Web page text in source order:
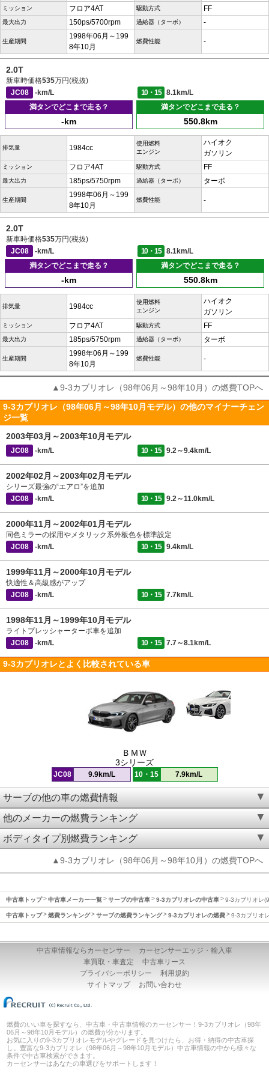
ミッション フロア4AT 駆動方式 FF
最大出力 150ps/5700rpm 過給器（ターボ） -
生産期間
1998年06月～199
8年10月
燃費性能 -
2.0T
新車時価格535万円(税抜)
JC08
-km/L 10・15
8.1km/L
満タンでどこまで走る？
-km
満タンでどこまで走る？
550.8km
排気量 1984cc
使用燃料
エンジン
ハイオク
ガソリン
ミッション フロア4AT 駆動方式 FF
最大出力 185ps/5750rpm 過給器（ターボ） ターボ
生産期間
1998年06月～199
8年10月
燃費性能 -
2.0T
新車時価格535万円(税抜)
JC08
-km/L 10・15
8.1km/L
満タンでどこまで走る？
-km
満タンでどこまで走る？
550.8km
排気量 1984cc
使用燃料
エンジン
ハイオク
ガソリン
ミッション フロア4AT 駆動方式 FF
最大出力 185ps/5750rpm 過給器（ターボ） ターボ
生産期間
1998年06月～199
8年10月
燃費性能 -
▲9-3カブリオレ（98年06月～98年10月）の燃費TOPへ
9-3カブリオレ（98年06月～98年10月モデル）の他のマイナーチェン
ジ一覧
2003年03月～2003年10月モデル
JC08 -km/L 10・15 9.2～9.4km/L
2002年02月～2003年02月モデル
シリーズ最強の“エアロ”を追加
JC08
-km/L 10・15 9.2～11.0km/L
2000年11月～2002年01月モデル
同色ミラーの採用やメタリック系外板色を標準設定
JC08
-km/L 10・15 9.4km/L
1999年11月～2000年10月モデル
快適性＆高級感がアップ
JC08
-km/L 10・15 7.7km/L
1998年11月～1999年10月モデル
ライトプレッシャーターボ車を追加
JC08
-km/L 10・15 7.7～8.1km/L
9-3カブリオレとよく比較されている車
ＢＭＷ
3シリーズ
JC08 9.9km/L 10・15 7.9km/L
サーブの他の車の燃費情報
他のメーカーの燃費ランキング
ボディタイプ別燃費ランキング
▲9-3カブリオレ（98年06月～98年10月）の燃費TOPへ
中古車トップ 中古車メーカー一覧 サーブの中古車 9-3カブリオレの中古車 9-3カブリオレ
中古車トップ 燃費ランキング サーブの燃費ランキング 9-3カブリオレの燃費 9-3カブリオ
中古車情報ならカーセンサー
カーセンサーエッジ・輸入車
車買取・車査定
中古車リース
プライバシーポリシー
利用規約
サイトマップ
お問い合わせ
燃費のいい車を探すなら、中古車・中古車情報のカーセンサー！9-3カブリオレ（98年
06月～98年10月モデル）の燃費が分かります。
お気に入りの9-3カブリオレモデルやグレードを見つけたら、お得・納得の中古車探
し。豊富な9-3カブリオレ（98年06月～98年10月モデル）中古車情報の中から様々な
条件で中古車検索ができます。
カーセンサーはあなたの車選びをサポートします！